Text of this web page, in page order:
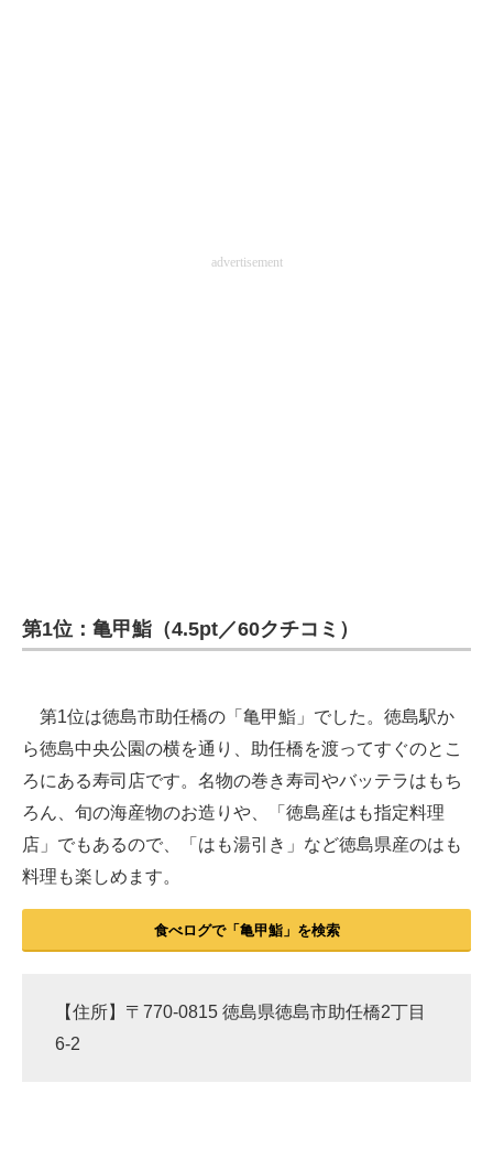
advertisement
第1位：亀甲鮨（4.5pt／60クチコミ）
第1位は徳島市助任橋の「亀甲鮨」でした。徳島駅か
ら徳島中央公園の横を通り、助任橋を渡ってすぐのとこ
ろにある寿司店です。名物の巻き寿司やバッテラはもち
ろん、旬の海産物のお造りや、「徳島産はも指定料理
店」でもあるので、「はも湯引き」など徳島県産のはも
料理も楽しめます。
食べログで「亀甲鮨」を検索
【住所】〒770-0815 徳島県徳島市助任橋2丁目
6-2